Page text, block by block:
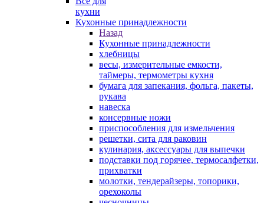
кухни
Кухонные принадлежности
Назад
Кухонные принадлежности
хлебницы
весы, измерительные емкости,
таймеры, термометры кухня
бумага для запекания, фольга, пакеты,
рукава
навеска
консервные ножи
приспособления для измельчения
решетки, сита для раковин
кулинария, аксессуары для выпечки
подставки под горячее, термосалфетки,
прихватки
молотки, тендерайзеры, топорики,
орехоколы